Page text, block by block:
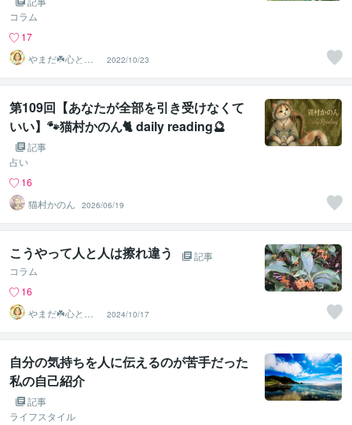
コラム
17
やまだ☘️心と頭
がスッキリ整う
サロン
2022/10/23
第109回【あなたが全部を引き受けなくて
いい】🐾猫村かのん🐈 daily reading🔮
記事
占い
16
猫村かのん
2026/06/19
こうやって人と人は擦れ違う
記事
コラム
16
やまだ☘️心と頭
がスッキリ整う
サロン
2024/10/17
自分の気持ちを人に伝えるのが苦手だった
私の自己紹介
記事
ライフスタイル